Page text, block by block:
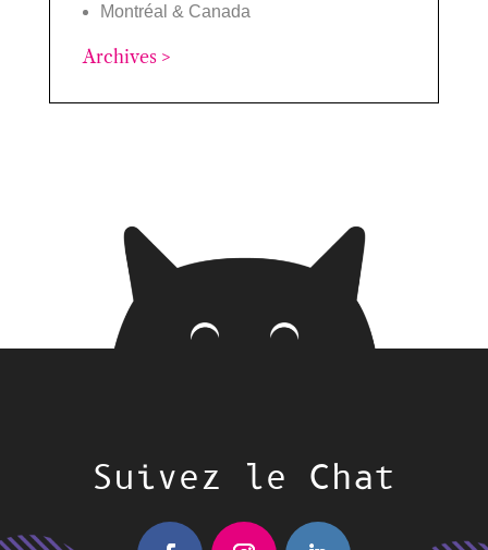
Montréal & Canada
Archives >
Suivez le Chat